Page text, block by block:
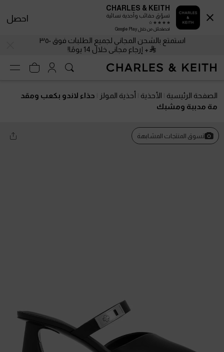
استمتع بالشحن المجاني لجميع الطلبات فوق ٣٥٠
+ إرجاع مجاني خلال 14 يومًا!
الصفحة الرئيسية الأحذية أحذية المولز
حذاء لاندو بكعب ومقد
مة مدببة ومشبك
تسوق المنتجات المشابهة
CHARLES & KEITH
تسوّق حقائب وأحذية نسائية
احصلحمّل من خلال Google Play
احصل